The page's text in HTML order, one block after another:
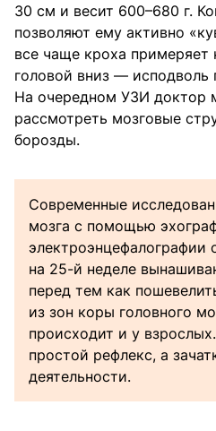
30 см и весит 600–680 г.
позволяют ему активно
все чаще кроха примеряет
головой вниз — исподволь
На очередном УЗИ доктор
рассмотреть мозговые
борозды.
Современные
мозга с помощью
электроэнцефалографии
на 25-й неделе
перед тем как
из зон коры головного
происходит и у
простой рефлекс, а
деятельности.